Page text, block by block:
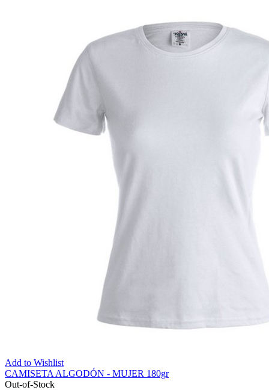
Add to Wishlist
CAMISETA ALGODÓN - MUJER 180gr
Out-of-Stock